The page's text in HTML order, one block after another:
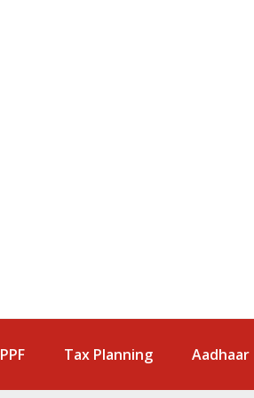
PPF Tax Planning Aadhaar